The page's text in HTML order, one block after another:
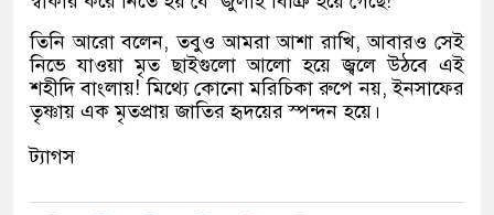
তিনি আরো বলেন, তবুও আমরা আশা রাখি, আবারও সেই
নিভে যাওয়া মৃত ছাইগুলো আলো হয়ে জ্বলে উঠবে এই
শহীদি বাংলায়! মিথ্যে কোনো মরিচিকা রুপে নয়, ইনসাফের
তৃষ্ণায় এক মৃতপ্রায় জাতির হৃদয়ের স্পন্দন হয়ে।
ট্যাগস